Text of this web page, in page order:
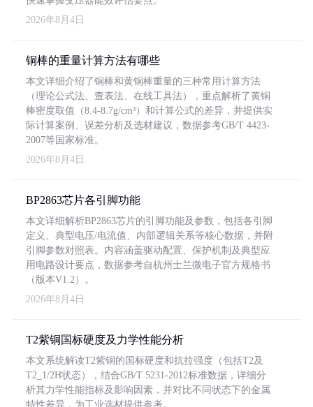
2026年8月4日
铜棒的重量计算方法有哪些
本文详细介绍了铜棒和黄铜棒重量的三种常用计算方法
（理论公式法、查表法、在线工具法），重点解析了黄铜
棒密度取值（8.4-8.7g/cm³）和计算公式的差异，并提供实
际计算案例、误差分析及选材建议，数据参考GB/T 4423-
2007等国家标准。
2026年8月4日
BP2863芯片各引脚功能
本文详细解析BP2863芯片的引脚功能及参数，包括各引脚
定义、典型电压/电流值、内部逻辑关系等核心数据，并附
引脚参数对照表。内容涵盖驱动配置、保护机制及典型应
用电路设计要点，数据参考自杭州士兰微电子官方规格书
（版本V1.2）。
2026年8月4日
T2紫铜国标硬度及力学性能分析
本文系统解读T2紫铜的国标硬度和抗拉强度（包括T2及
T2_1/2H状态），结合GB/T 5231-2012标准数据，详细分
析其力学性能指标及影响因素，并对比不同状态下的金属
特性差异，为工业选材提供参考。